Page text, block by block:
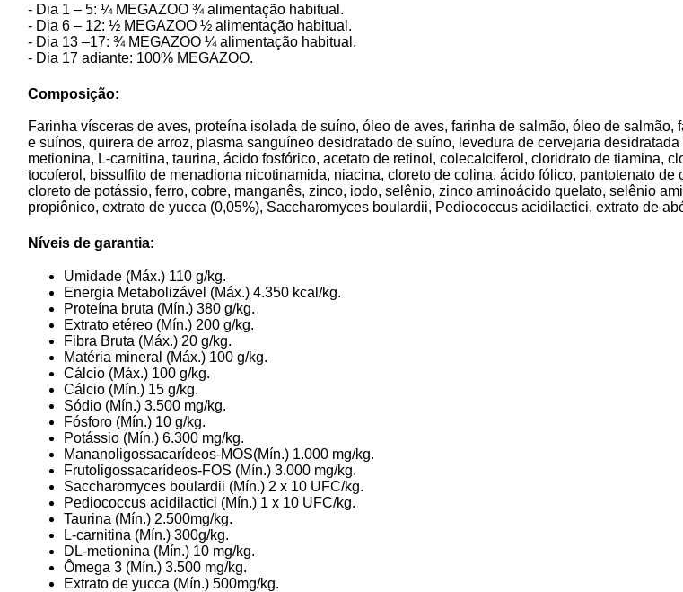
- Dia 1 – 5: ¼ MEGAZOO ¾ alimentação habitual.
- Dia 6 – 12: ½ MEGAZOO ½ alimentação habitual.
- Dia 13 –17: ¾ MEGAZOO ¼ alimentação habitual.
- Dia 17 adiante: 100% MEGAZOO.
Composição:
Farinha vísceras de aves, proteína isolada de suíno, óleo de aves, farinha de salmão, óleo de
e suínos, quirera de arroz, plasma sanguíneo desidratado de suíno, levedura de cervejaria
metionina, L-carnitina, taurina, ácido fosfórico, acetato de retinol, colecalciferol, cloridrato de tiamina,
tocoferol, bissulfito de menadiona nicotinamida, niacina, cloreto de colina, ácido fólico, pantotenato
cloreto de potássio, ferro, cobre, manganês, zinco, iodo, selênio, zinco aminoácido quelato, selênio
propiônico, extrato de yucca (0,05%), Saccharomyces boulardii, Pediococcus acidilactici, extrato de
Níveis de garantia:
Umidade (Máx.) 110 g/kg.
Energia Metabolizável (Máx.) 4.350 kcal/kg.
Proteína bruta (Mín.) 380 g/kg.
Extrato etéreo (Mín.) 200 g/kg.
Fibra Bruta (Máx.) 20 g/kg.
Matéria mineral (Máx.) 100 g/kg.
Cálcio (Máx.) 100 g/kg.
Cálcio (Mín.) 15 g/kg.
Sódio (Mín.) 3.500 mg/kg.
Fósforo (Mín.) 10 g/kg.
Potássio (Mín.) 6.300 mg/kg.
Mananoligossacarídeos-MOS(Mín.) 1.000 mg/kg.
Frutoligossacarídeos-FOS (Mín.) 3.000 mg/kg.
Saccharomyces boulardii (Mín.) 2 x 10 UFC/kg.
Pediococcus acidilactici (Mín.) 1 x 10 UFC/kg.
Taurina (Mín.) 2.500mg/kg.
L-carnitina (Mín.) 300g/kg.
DL-metionina (Mín.) 10 mg/kg.
Ômega 3 (Mín.) 3.500 mg/kg.
Extrato de yucca (Mín.) 500mg/kg.